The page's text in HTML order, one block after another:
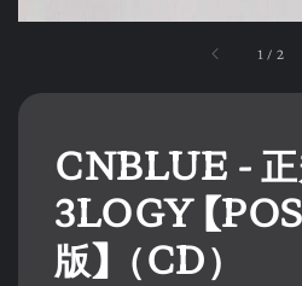
1 / 2
CNBLUE - 正
3LOGY 【
版】（CD）